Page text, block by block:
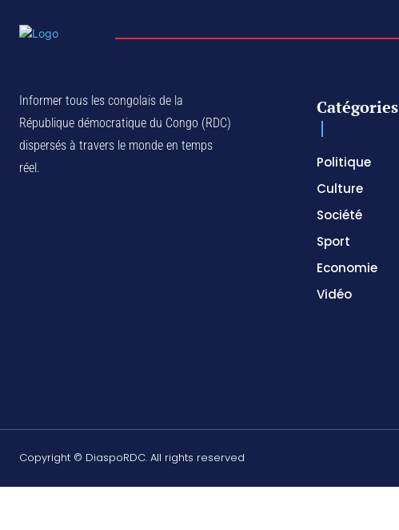
Informer tous les congolais de la
République démocratique du Congo (RDC)
dispersés à travers le monde en temps
réel.
Catégories
Politique
Culture
Société
Sport
Economie
Vidéo
Copyright © DiaspoRDC. All rights reserved